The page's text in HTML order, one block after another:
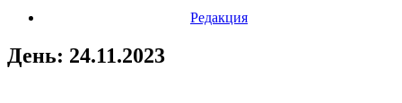
Редакция
День: 24.11.2023